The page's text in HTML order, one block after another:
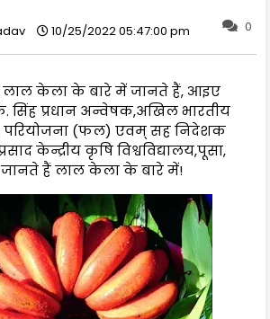
0
10/25/2022 05:47:00 pm
केला के बारे में जानते हैं, आइए
सिंह प्रधान अन्वेषक,अखिल भारतीय
(फल) एवम् सह निदेशक
केन्द्रीय कृषि विश्वविद्यालय,पूसा,
जानते हैं लाल केला के बारे में!